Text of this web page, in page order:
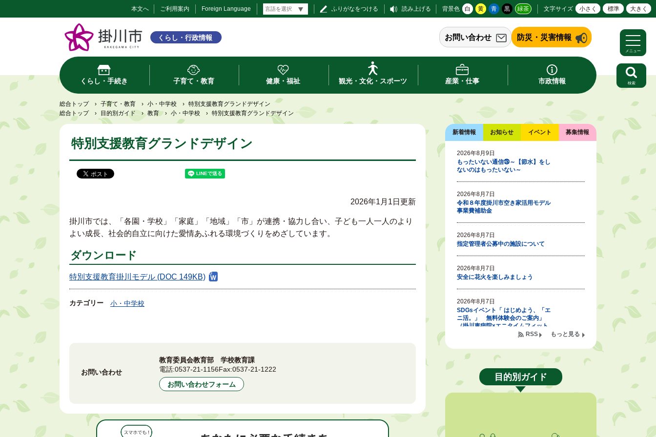
本文へ ご利用案内 Foreign Language ふりがなをつける 読み上げる 背景色 白 黄 青 黒 緑茶 文字サイズ 小さく 標準 大きく
くらし・行政情報 お問い合わせ 防災・災害情報
くらし・手続き 子育て・教育 健康・福祉 観光・文化・スポーツ 産業・仕事 市政情報
メニュー
検索
総合トップ › 子育て・教育 › 小・中学校 › 特別支援教育グランドデザイン
総合トップ
› 目的別ガイド › 教育 › 小・中学校 › 特別支援教育グランドデザイン
特別支援教育グランドデザイン
2026年1月1日更新
掛川市では、「各園・学校」「家庭」「地域」「市」が連携・協力し合い、子ども一人一人のより
よい成長、社会的自立に向けた愛情あふれる環境づくりをめざしています。
ダウンロード
特別支援教育掛川モデル (DOC 149KB)
カテゴリー 小・中学校
お問い合わせ
教育委員会教育部 学校教育課
電話:0537-21-1156Fax:0537-21-1222
お問い合わせフォーム
新着情報 お知らせ イベント 募集情報
2026年8月9日
もったいない通信㉘～【節水】をし
ないのはもったいない～
2026年8月7日
令和８年度掛川市空き家活用モデル
事業費補助金
2026年8月7日
指定管理者公募中の施設について
2026年8月7日
安全に花火を楽しみましょう
2026年8月7日
SDGsイベント「 はじめよう、「エ
ニ活。」 無料体験会のご案内」
（掛川東病院×エニタイムフィット
2026年8月7日
「掛川の教育<統計書>」について
2026年8月6日
もっと見る
RSS
目的別ガイド